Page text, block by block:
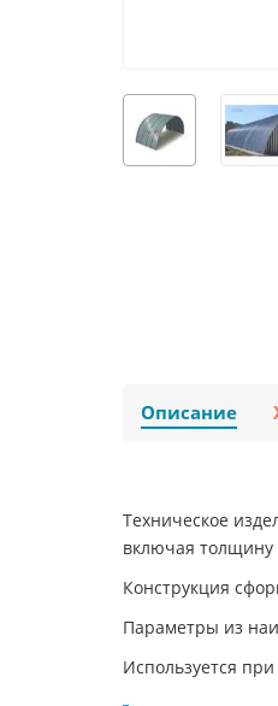
Описание
Техническое
включая
Конструкция
Параметры из
Используется